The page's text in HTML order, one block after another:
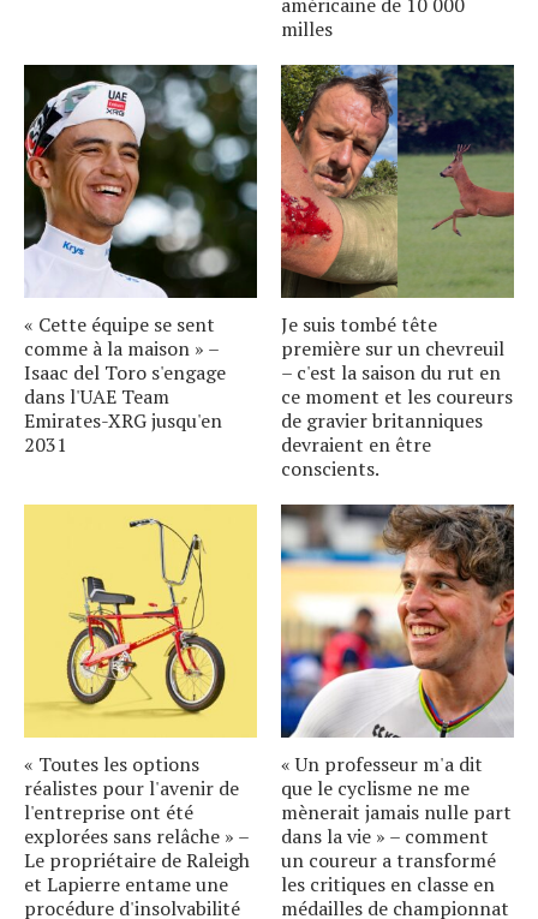
milles
« Cette équipe se sent
comme à la maison » –
Isaac del Toro s'engage
dans l'UAE Team
Emirates-XRG jusqu'en
2031
Je suis tombé tête
première sur un chevreuil
– c'est la saison du rut en
ce moment et les coureurs
de gravier britanniques
devraient en être
conscients.
« Toutes les options
réalistes pour l'avenir de
l'entreprise ont été
explorées sans relâche » –
Le propriétaire de Raleigh
et Lapierre entame une
procédure d'insolvabilité
« Un professeur m'a dit
que le cyclisme ne me
mènerait jamais nulle part
dans la vie » – comment
un coureur a transformé
les critiques en classe en
médailles de championnat